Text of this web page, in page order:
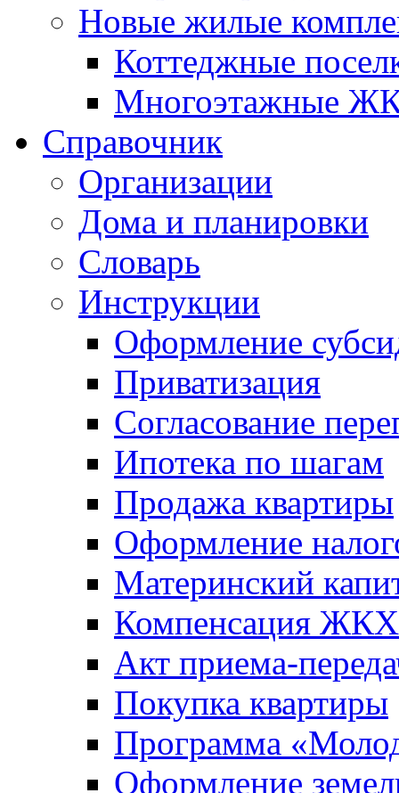
Новые жилые
Коттеджные
Многоэтажные
Справочник
Организации
Дома и планировки
Словарь
Инструкции
Оформление
Приватизация
Согласование
Ипотека по шагам
Продажа квартиры
Оформление
Материнский
Компенсация ЖКХ
Акт приема-
Покупка квартиры
Программа
Оформление